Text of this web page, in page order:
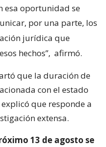
esa oportunidad se
por una parte, los
jurídica que
hechos”, afirmó.
que la duración de
con el estado
que responde a
extensa.
13 de agosto se